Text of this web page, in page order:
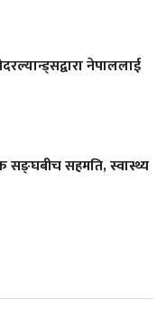
नेपाललाई
सहमति, स्वास्थ्य